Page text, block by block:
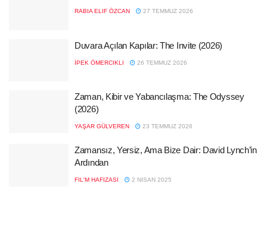
RABIA ELIF ÖZCAN 27 TEMMUZ 2026
Duvara Açılan Kapılar: The Invite (2026)
İPEK ÖMERCIKLI 26 TEMMUZ 2026
Zaman, Kibir ve Yabancılaşma: The Odyssey
(2026)
YAŞAR GÜLVEREN 23 TEMMUZ 2026
Zamansız, Yersiz, Ama Bize Dair: David Lynch’in
Ardından
FIL'M HAFIZASI 2 NISAN 2025